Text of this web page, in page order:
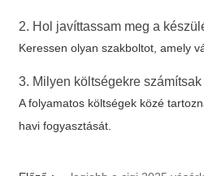
2. Hol javíttassam meg a
Keressen olyan szakboltot, amely
3. Milyen költségekre
A folyamatos költségek közé
havi fogyasztását.